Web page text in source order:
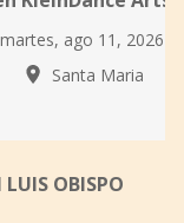
martes, ago 11, 2026
Santa Maria
LUIS OBISPO